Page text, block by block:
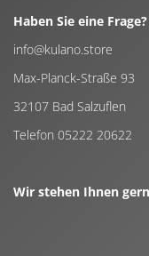
Haben Sie eine Frage?
info@kulano.store
Max-Planck-Straße 93
32107 Bad Salzuflen
Telefon 05222 20622
Wir stehen Ihnen